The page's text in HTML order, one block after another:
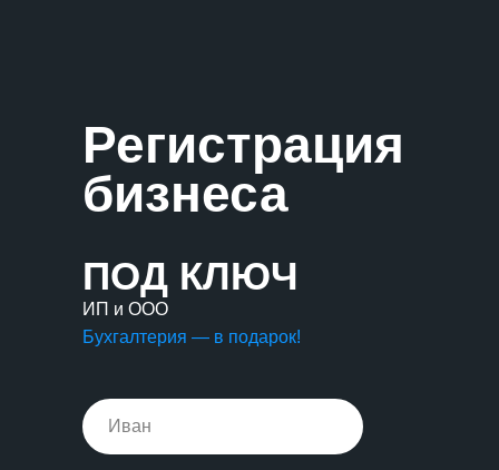
Регистрация
бизнеса
ИП и ООО
Бухгалтерия — в подарок!
ПОД КЛЮЧ